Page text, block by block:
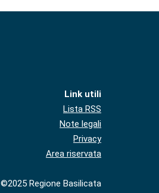
Link utili
Lista RSS
Note legali
Privacy
Area riservata
©2025 Regione Basilicata